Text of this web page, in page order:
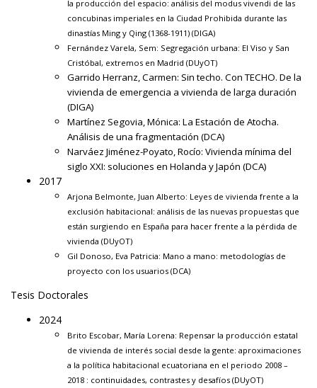
la producción del espacio: análisis del modus vivendi de las
concubinas imperiales en la Ciudad Prohibida durante las
dinastías Ming y Qing (1368-1911) (DIGA)
Fernández Varela, Sem: Segregación urbana: El Viso y San
Cristóbal, extremos en Madrid (DUyOT)
Garrido Herranz, Carmen: Sin techo. Con TECHO. De la
vivienda de emergencia a vivienda de larga duración
(DIGA)
Martínez Segovia, Mónica: La Estación de Atocha.
Análisis de una fragmentación (DCA)
Narváez Jiménez-Poyato, Rocío: Vivienda mínima del
siglo XXI: soluciones en Holanda y Japón (DCA)
2017
Arjona Belmonte, Juan Alberto: Leyes de vivienda frente a la
exclusión habitacional: análisis de las nuevas propuestas que
están surgiendo en España para hacer frente a la pérdida de
vivienda (DUyOT)
Gil Donoso, Eva Patricia: Mano a mano: metodologías de
proyecto con los usuarios (DCA)
Tesis Doctorales
2024
Brito Escobar, María Lorena: Repensar la producción estatal
de vivienda de interés social desde la gente: aproximaciones
a la política habitacional ecuatoriana en el periodo 2008 –
2018 : continuidades, contrastes y desafíos (DUyOT)